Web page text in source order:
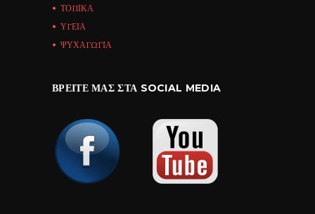
ΤΟΠΙΚΑ
ΥΓΕΙΑ
ΨΥΧΑΓΩΓΙΑ
ΒΡΕΊΤΕ ΜΑΣ ΣΤΑ SOCIAL MEDIA